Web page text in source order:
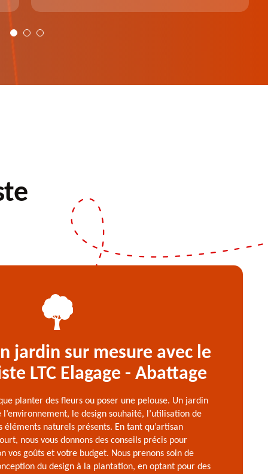
jardin sur mesure avec le
LTC Elagage - Abattage
planter des fleurs ou poser une pelouse. Un jardin
le design souhaité, l’utilisation de
éléments naturels présents. En tant qu’artisan
nous vous donnons des conseils précis pour
vos goûts et votre budget. Nous prenons soin de
du design à la plantation, en optant pour des